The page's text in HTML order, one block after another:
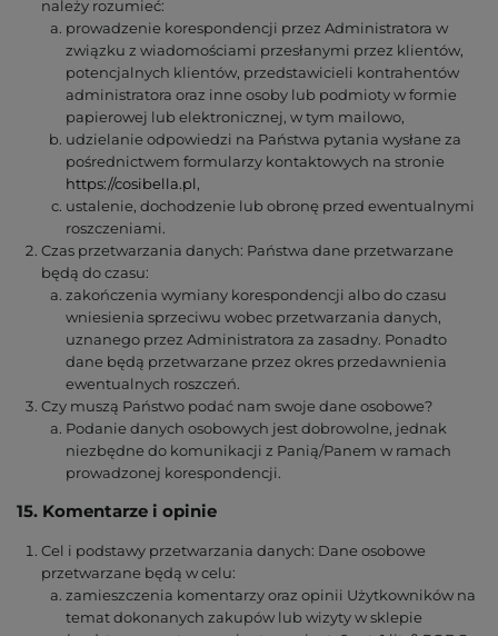
należy rozumieć:
prowadzenie korespondencji przez Administratora w
związku z wiadomościami przesłanymi przez klientów,
potencjalnych klientów, przedstawicieli kontrahentów
administratora oraz inne osoby lub podmioty w formie
papierowej lub elektronicznej, w tym mailowo,
udzielanie odpowiedzi na Państwa pytania wysłane za
pośrednictwem formularzy kontaktowych na stronie
https://cosibella.pl,
ustalenie, dochodzenie lub obronę przed ewentualnymi
roszczeniami.
Czas przetwarzania danych: Państwa dane przetwarzane
będą do czasu:
zakończenia wymiany korespondencji albo do czasu
wniesienia sprzeciwu wobec przetwarzania danych,
uznanego przez Administratora za zasadny. Ponadto
dane będą przetwarzane przez okres przedawnienia
ewentualnych roszczeń.
Czy muszą Państwo podać nam swoje dane osobowe?
Podanie danych osobowych jest dobrowolne, jednak
niezbędne do komunikacji z Panią/Panem w ramach
prowadzonej korespondencji.
15. Komentarze i opinie
Cel i podstawy przetwarzania danych: Dane osobowe
przetwarzane będą w celu:
zamieszczenia komentarzy oraz opinii Użytkowników na
temat dokonanych zakupów lub wizyty w sklepie